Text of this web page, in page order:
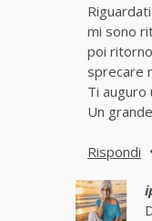
mi sono
poi
sprecare
Ti auguro
Un
Rispondi